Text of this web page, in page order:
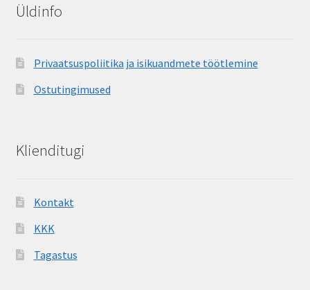
Üldinfo
Privaatsuspoliitika ja isikuandmete töötlemine
Ostutingimused
Klienditugi
Kontakt
KKK
Tagastus